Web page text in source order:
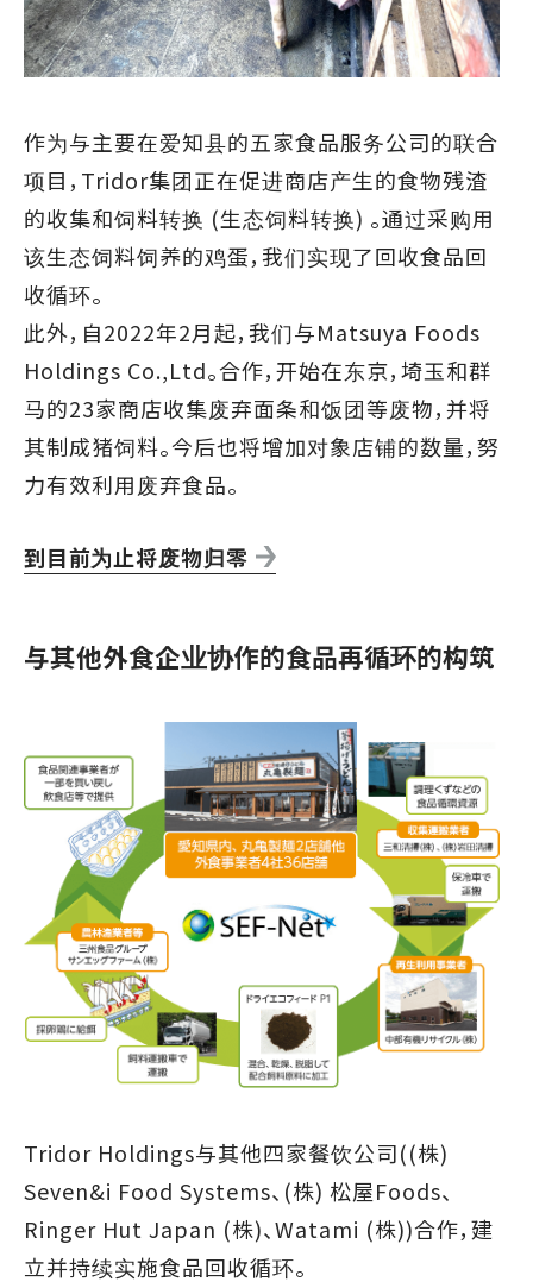
作为与主要在爱知县的五家食品服务公司的联合
项目，Tridor集团正在促进商店产生的食物残渣
的收集和饲料转换 (生态饲料转换) 。通过采购用
该生态饲料饲养的鸡蛋，我们实现了回收食品回
收循环。
此外，自2022年2月起，我们与Matsuya Foods
Holdings Co.,Ltd。合作，开始在东京，埼玉和群
马的23家商店收集废弃面条和饭团等废物，并将
其制成猪饲料。今后也将增加对象店铺的数量，努
力有效利用废弃食品。
到目前为止将废物归零
与其他外食企业协作的食品再循环的构筑
Tridor Holdings与其他四家餐饮公司((株)
Seven&i Food Systems、(株) 松屋Foods、
Ringer Hut Japan (株)、Watami (株))合作，建
立并持续实施食品回收循环。